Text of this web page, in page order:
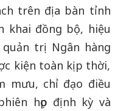
trên địa bàn tỉnh
khai đồng bộ, hiệu
trị Ngân hàng
kiện toàn kịp thời,
mưu, chỉ đạo điều
họp định kỳ và